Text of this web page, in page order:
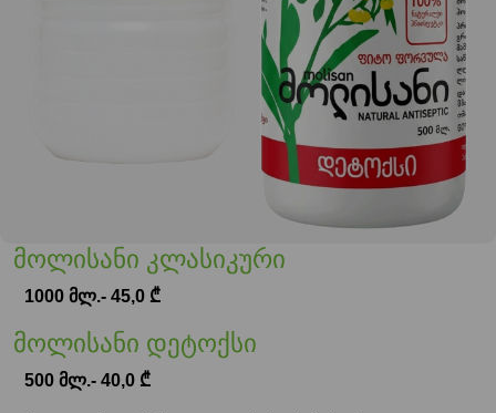
მოლისანი კლასიკური
1000 მლ.- 45,0 ₾
მოლისანი დეტოქსი
500 მლ.- 40,0 ₾